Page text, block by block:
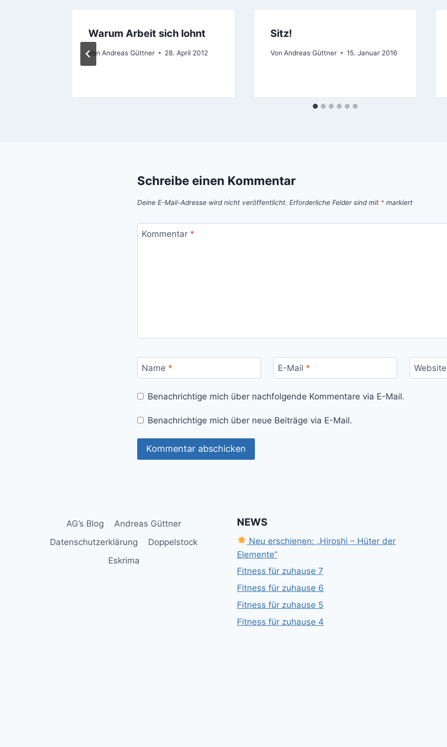
Warum Arbeit sich lohnt
Von Andreas Güttner 28. April 2012
Sitz!
Von Andreas Güttner 15. Januar 2016
Schreibe einen Kommentar
Deine E-Mail-Adresse wird nicht veröffentlicht. Erforderliche Felder sind mit * markiert
Kommentar *
Name * E-Mail * Website
Benachrichtige mich über nachfolgende Kommentare via E-Mail.
Benachrichtige mich über neue Beiträge via E-Mail.
AG’s Blog
Andreas Güttner
Datenschutzerklärung
Doppelstock
Eskrima
NEWS
Neu erschienen: „Hiroshi – Hüter der
Elemente“
Fitness für zuhause 7
Fitness für zuhause 6
Fitness für zuhause 5
Fitness für zuhause 4